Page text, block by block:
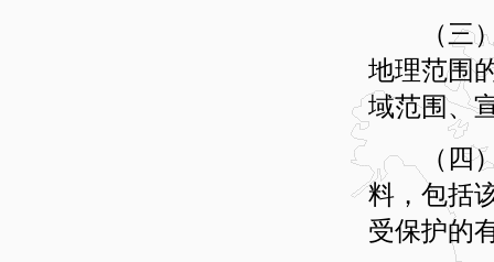
（三）
地理范围
域范围、
（四）证
料，包括
受保护的